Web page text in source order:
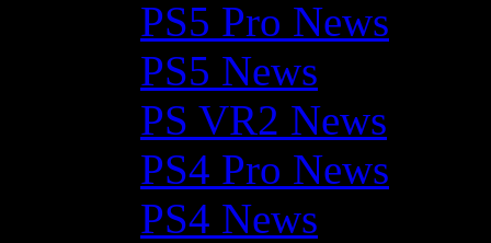
PS5 Pro News
PS5 News
PS VR2 News
PS4 Pro News
PS4 News